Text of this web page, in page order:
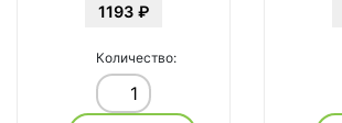
1193 ₽
Количество: